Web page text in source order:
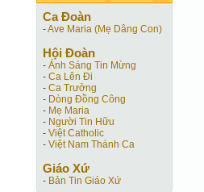
Ca Ðoàn
-Ave Maria (Mẹ Dâng Con)
Hội Ðoàn
- Ánh Sáng Tin Mừng
- Ca Lên Đi
- Ca Trưởng
- Dòng Đồng Công
- Mẹ Maria
- Người Tin Hữu
- Việt Catholic
- Việt Nam Thánh Ca
Giáo Xứ
- Bản Tin Giáo Xứ